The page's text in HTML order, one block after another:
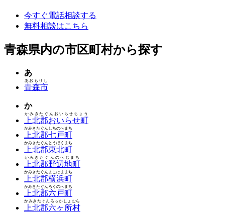
今すぐ電話相談する
無料相談はこちら
青森県内の市区町村から探す
あ
青森市
あおもりし
か
上北郡おいらせ町
かみきたぐんおいらせちょう
上北郡七戸町
かみきたぐんしちのへまち
上北郡東北町
かみきたぐんとうほくまち
上北郡野辺地町
かみきたぐんのへじまち
上北郡横浜町
かみきたぐんよこはままち
上北郡六戸町
かみきたぐんろくのへまち
上北郡六ヶ所村
かみきたぐんろっかしょむら